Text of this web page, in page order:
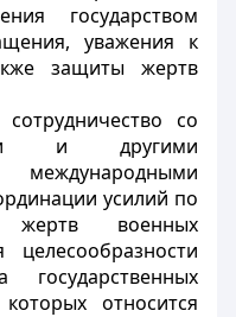
государством
уважения к
защиты жертв
со
и другими
усилий по
жертв военных
государственных
относится